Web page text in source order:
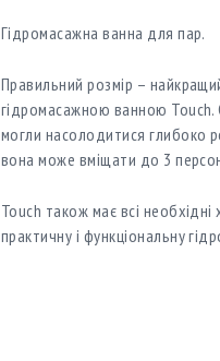
Гідромасажна ванна для пар.
Правильний розмір –
гідромасажною ванною
могли насолодитися глибоко
вона може вміщати до 3
Touch також має всі
практичну і функціональну